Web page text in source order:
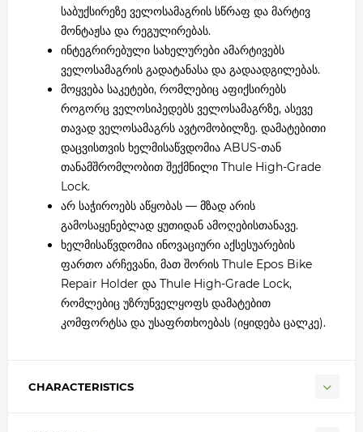
საბუქსირეზე ველოსამაგრის სწრაფ და მარტივ
მონტაჟსა და რეგულირებას.
ინტეგრირებული სახელურები ამარტივებს
ველოსამაგრის გადატანასა და გადაადგილებას.
მოყვება საკეტები, რომლებიც აფიქსირებს
როგორც ველოსიპედებს ველოსამაგრზე, ასევე
თავად ველოსამაგრს ავტომობილზე. დამატებითი
დაცვისთვის ხელმისაწვდომია ABUS-თან
თანამშრომლობით შექმნილი Thule High-Grade
Lock.
არ საჭიროებს აწყობას — მზად არის
გამოსაყენებლად ყუთიდან ამოღებისთანავე.
ხელმისაწვდომია ინოვაციური აქსესუარების
ფართო არჩევანი, მათ შორის Thule Epos Bike
Repair Holder და Thule High-Grade Lock,
რომლებიც უზრუნველყოფს დამატებით
კომფორტსა და უსაფრთხოებას (იყიდება ცალკე).
CHARACTERISTICS